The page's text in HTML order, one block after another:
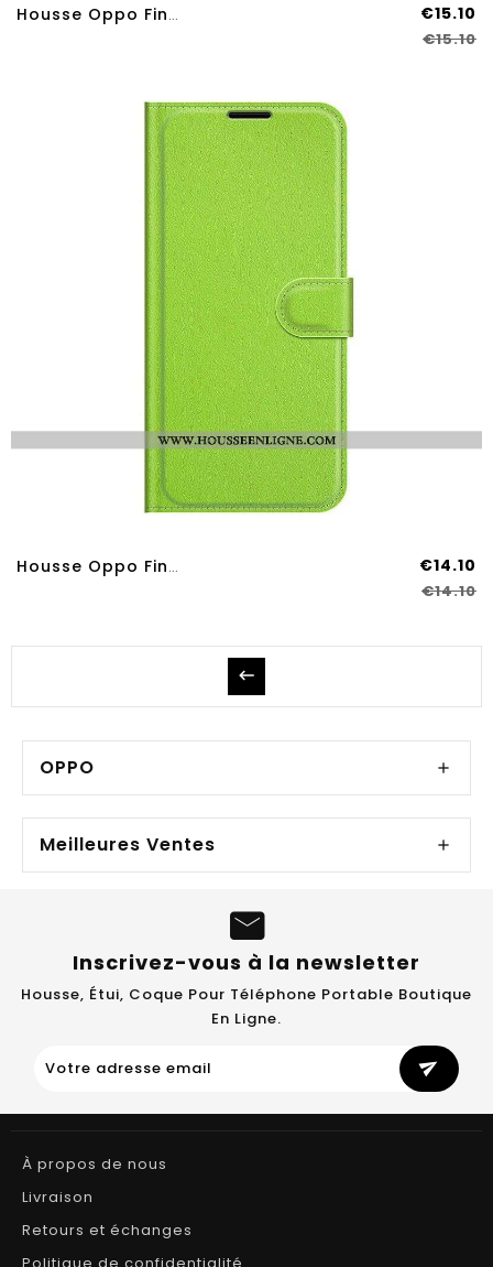
Housse Oppo Find X3 Neo Effet Cuir Slim Extrême €15.10
€15.10
Housse Oppo Find X3 Neo Classique €14.10
€14.10
OPPO
Meilleures Ventes
Inscrivez-vous à la newsletter
Housse, Étui, Coque Pour Téléphone Portable Boutique
En Ligne.
send
À propos de nous
Livraison
Retours et échanges